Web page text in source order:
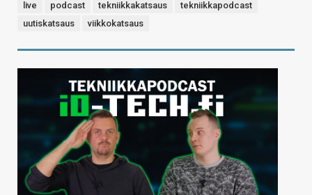
live podcast tekniikkakatsaus
tekniikkapodcast
uutiskatsaus
viikkokatsaus